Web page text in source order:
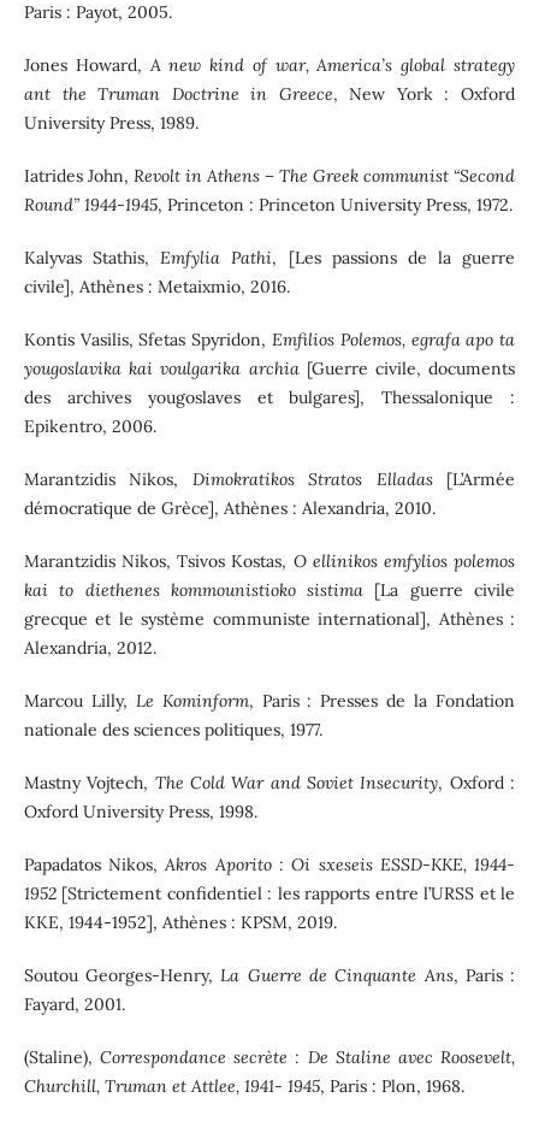
Paris : Payot, 2005.
Jones Howard, A new kind of war, America’s global strategy
ant the Truman Doctrine in Greece, New York : Oxford
University Press, 1989.
Iatrides John, Revolt in Athens – The Greek communist “Second
Round” 1944-1945, Princeton : Princeton University Press, 1972.
Kalyvas Stathis,Emfylia Pathi, [Les passions de la guerre
civile], Athènes : Metaixmio, 2016.
Kontis Vasilis, Sfetas Spyridon, Emfilios Polemos, egrafa apo ta
yougoslavika kai voulgarika archia[Guerre civile, documents
des archives yougoslaves et bulgares], Thessalonique :
Epikentro, 2006.
Marantzidis Nikos, Dimokratikos Stratos Elladas[L’Armée
démocratique de Grèce], Athènes : Alexandria, 2010.
Marantzidis Nikos, Tsivos Kostas, O ellinikos emfylios polemos
kai to diethenes kommounistioko sistima [La guerre civile
grecque et le système communiste international], Athènes :
Alexandria, 2012.
Marcou Lilly, Le Kominform, Paris : Presses de la Fondation
nationale des sciences politiques, 1977.
Mastny Vojtech, The Cold War and Soviet Insecurity, Oxford :
Oxford University Press, 1998.
Papadatos Nikos,Akros Aporito : Oi sxeseis ESSD-KKE, 1944-
1952[Strictement confidentiel : les rapports entre l’URSS et le
KKE, 1944-1952], Athènes : KPSM, 2019.
Soutou Georges-Henry,La Guerre de Cinquante Ans, Paris :
Fayard, 2001.
(Staline),Correspondance secrète : De Staline avec Roosevelt,
Churchill, Truman et Attlee, 1941- 1945, Paris : Plon, 1968.